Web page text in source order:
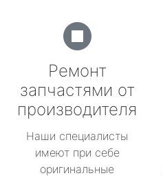
Ремонт
запчастями от
производителя
Наши специалисты
имеют при себе
оригинальные